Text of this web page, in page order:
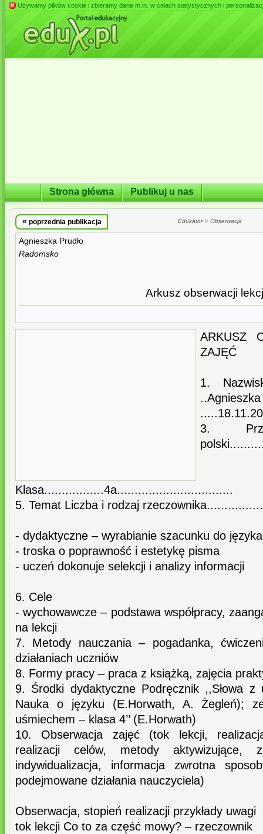
Używamy plików cookie i zbieramy dane m.in. w celach statystycznych i
Strona główna Publikuj u nas
« poprzednia publikacja Edukator» Obserwacja
Agnieszka Prudło
Radomsko
Arkusz obserwacji
ARKUSZ
ZAJĘĆ
1.
3.
Klasa.................4a.................................
5. Temat Liczba i rodzaj
- dydaktyczne – wyrabianie szacunku do
- troska o poprawność i estetykę pisma
- uczeń dokonuje selekcji i analizy informacji
6. Cele
- wychowawcze – podstawa współpracy,
na lekcji
7. Metody nauczania – pogadanka,
działaniach uczniów
8. Formy pracy – praca z książką, zajęcia
9. Środki dydaktyczne Podręcznik ,,Słowa z
Nauka o języku (E.Horwath, A. Żegleń);
uśmiechem – klasa 4’’ (E.Horwath)
10. Obserwacja zajęć (tok lekcji,
realizacji celów, metody aktywizujące,
indywidualizacja, informacja zwrotna
podejmowane działania nauczyciela)
Obserwacja, stopień realizacji przykłady uwagi
tok lekcji Co to za część mowy? – rzeczownik